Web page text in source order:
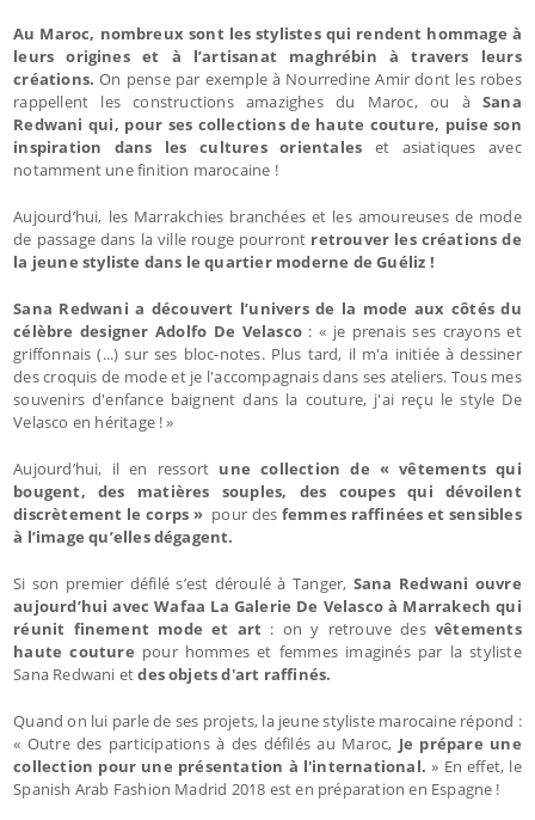
Au Maroc, nombreux sont les stylistes qui rendent hommage à
leurs origines et à l’artisanat maghrébin à travers leurs
créations.On pense par exemple à Nourredine Amir dont les robes
rappellent les constructions amazighes du Maroc, ou àSana
Redwani qui, pour ses collections de haute couture, puise son
inspiration dans les cultures orientales et asiatiques avec
notamment une finition marocaine !
Aujourd’hui, les Marrakchies branchées et les amoureuses de mode
de passage dans la ville rouge pourront retrouver les créations de
la jeune styliste dans le quartier moderne de Guéliz !
Sana Redwani a découvert l’univers de la mode aux côtés du
célèbre designer Adolfo De Velasco: « je prenais ses crayons et
griffonnais (...) sur ses bloc-notes. Plus tard, il m'a initiée à dessiner
des croquis de mode et je l'accompagnais dans ses ateliers. Tous mes
souvenirs d'enfance baignent dans la couture, j'ai reçu le style De
Velasco en héritage ! »
Aujourd’hui, il en ressort une collection de « vêtements qui
bougent, des matières souples, des coupes qui dévoilent
discrètement le corps »pour des femmes raffinées et sensibles
à l’image qu’elles dégagent.
Si son premier défilé s’est déroulé à Tanger, Sana Redwani ouvre
aujourd’hui avec Wafaa La Galerie De Velasco à Marrakech qui
réunit finement mode et art : on y retrouve desvêtements
haute couture pour hommes et femmes imaginés par la styliste
Sana Redwani etdes objets d'art raffinés.
Quand on lui parle de ses projets, la jeune styliste marocaine répond :
« Outre des participations à des défilés au Maroc, Je prépare une
collection pour une présentation à l'international.» En effet, le
Spanish Arab Fashion Madrid 2018 est en préparation en Espagne !